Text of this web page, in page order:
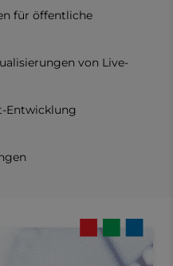
für öffentliche
von Live-
Entwicklung